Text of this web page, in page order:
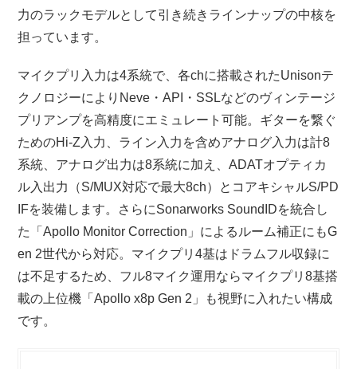
力のラックモデルとして引き続きラインナップの中核を
担っています。
マイクプリ入力は4系統で、各chに搭載されたUnisonテ
クノロジーによりNeve・API・SSLなどのヴィンテージ
プリアンプを高精度にエミュレート可能。ギターを繋ぐ
ためのHi-Z入力、ライン入力を含めアナログ入力は計8
系統、アナログ出力は8系統に加え、ADATオプティカ
ル入出力（S/MUX対応で最大8ch）とコアキシャルS/PD
IFを装備します。さらにSonarworks SoundIDを統合し
た「Apollo Monitor Correction」によるルーム補正にもG
en 2世代から対応。マイクプリ4基はドラムフル収録に
は不足するため、フル8マイク運用ならマイクプリ8基搭
載の上位機「Apollo x8p Gen 2」も視野に入れたい構成
です。